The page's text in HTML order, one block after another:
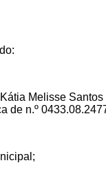
Melisse
de n.º